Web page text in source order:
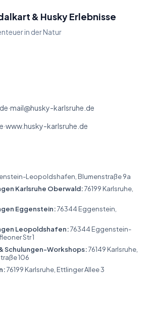
& Husky Erlebnisse
in der Natur
·mail@husky-karlsruhe.de
·www.husky-karlsruhe.de
Leopoldshafen, Blumenstraße 9a
Karlsruhe Oberwald:76199 Karlsruhe,
Eggenstein:76344 Eggenstein,
Leopoldshafen:76344 Eggenstein-
Str 1
Schulungen-Workshops:76149 Karlsruhe,
106
76199 Karlsruhe, Ettlinger Allee 3